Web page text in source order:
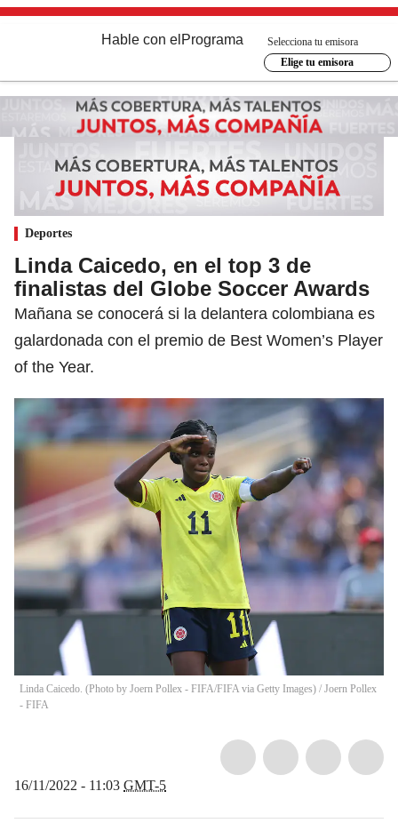
Hable con el Programa
Selecciona tu emisora
Elige tu emisora
Deportes
Linda Caicedo, en el top 3 de
finalistas del Globe Soccer Awards
Mañana se conocerá si la delantera colombiana es
galardonada con el premio de Best Women’s Player
of the Year.
Linda Caicedo. (Photo by Joern Pollex - FIFA/FIFA via Getty Images) / Joern Pollex
- FIFA
16/11/2022 - 11:03 GMT-5